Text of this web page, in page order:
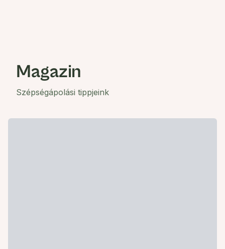
Magazin
Szépségápolási tippjeink